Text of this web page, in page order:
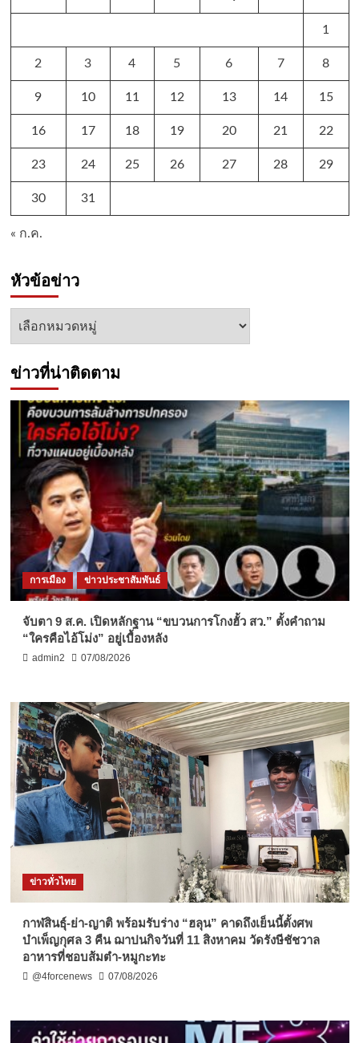
1
2 3 4 5 6 7 8
9 10 11 12 13 14 15
16 17 18 19 20 21 22
23 24 25 26 27 28 29
30 31
« ก.ค.
หัวข้อข่าว
หัวข้อ
ข่าวที่น่าติดตาม
การเมือง ข่าวประชาสัมพันธ์
จับตา 9 ส.ค. เปิดหลักฐาน “ขบวนการโกงฮั้ว สว.” ตั้งคำถาม
“ใครคือไอ้โม่ง” อยู่เบื้องหลัง
admin2 07/08/2026
ข่าวทั่วไทย
กาฬสินธุ์-ย่า-ญาติ พร้อมรับร่าง “ฮลุน” คาดถึงเย็นนี้ตั้งศพ
บำเพ็ญกุศล 3 คืน ฌาปนกิจวันที่ 11 สิงหาคม วัดรังษีชัชวาล
อาหารที่ชอบส้มตำ-หมูกะทะ
@4forcenews 07/08/2026